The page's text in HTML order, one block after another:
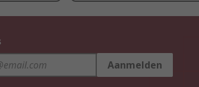
Aanmelden